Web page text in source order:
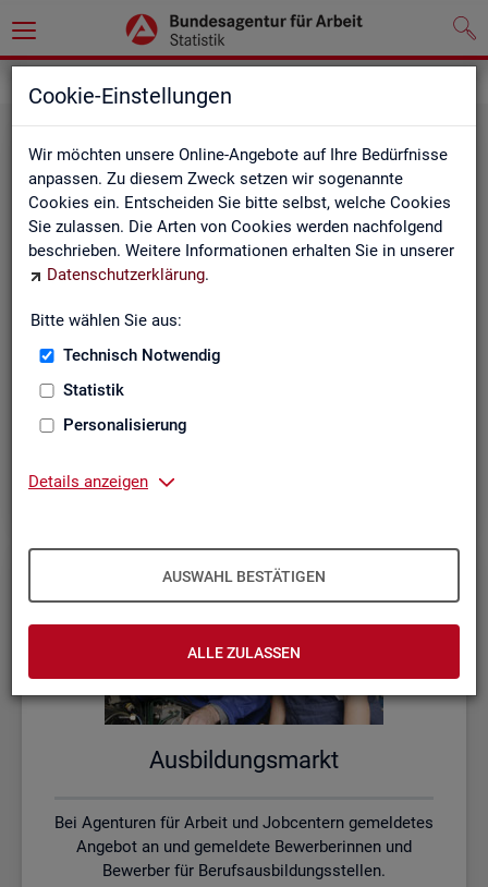
Cookie-Einstellungen
Wir möchten unsere Online-Angebote auf Ihre Bedürfnisse
anpassen. Zu diesem Zweck setzen wir sogenannte
Cookies ein. Entscheiden Sie bitte selbst, welche Cookies
Sie zulassen. Die Arten von Cookies werden nachfolgend
beschrieben. Weitere Informationen erhalten Sie in unserer
Datenschutzerklärung.
Bitte wählen Sie aus:
Technisch Notwendig
Statistik
Personalisierung
Details anzeigen
AUSWAHL BESTÄTIGEN
ALLE ZULASSEN
Un­ter­be­schäf­ti­gung
Wie viele Menschen suchen Arbeit oder haben
Beschäftigungsverhältnis fehlt?
Aus­bil­dungs­markt
Bei Agenturen für Arbeit und Jobcentern gemeldetes
Angebot an und gemeldete Bewerberinnen und
Bewerber für Berufsausbildungsstellen.